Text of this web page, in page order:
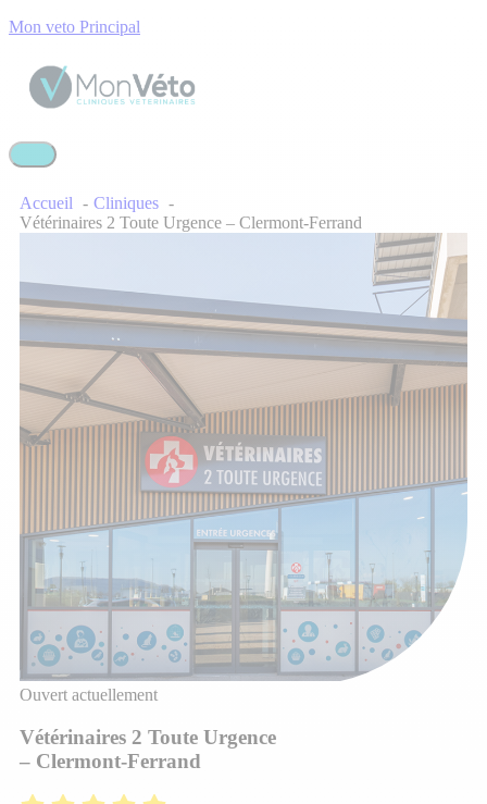
Mon veto Principal
Accueil
Cliniques
Vétérinaires 2 Toute Urgence – Clermont-Ferrand
Ouvert actuellement
Vétérinaires 2 Toute Urgence
– Clermont-Ferrand